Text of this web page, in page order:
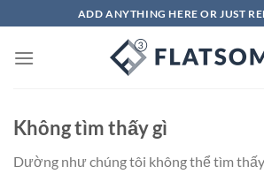
qua
nội
ADD ANYTHING HERE OR JUST
Không tìm thấy gì
Dường như chúng tôi không thể tìm